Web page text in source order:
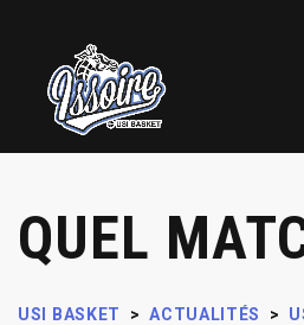
QUEL
USI BASKET > ACTUALITÉS >